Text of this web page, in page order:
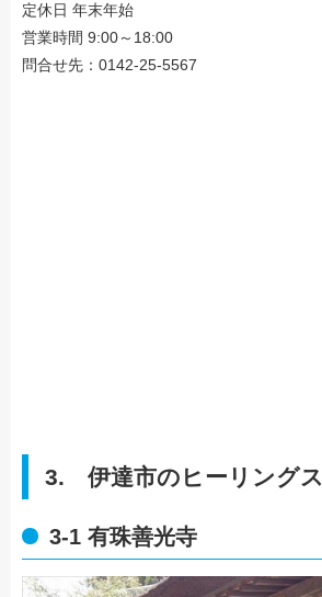
定休日 年末年始
営業時間 9:00～18:00
問合せ先：0142-25-5567
3. 伊達市のヒーリング
3-1 有珠善光寺